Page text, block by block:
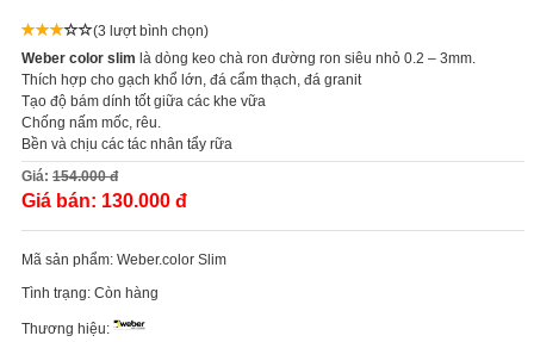
(3 lượt bình chọn)
Weber color slim là dòng keo chà ron đường ron siêu nhỏ 0.2 – 3mm.
Thích hợp cho gạch khổ lớn, đá cẩm thạch, đá granit
Tạo độ bám dính tốt giữa các khe vữa
Chống nấm mốc, rêu.
Bền và chịu các tác nhân tẩy rữa
Giá: 154.000 đ
Giá bán: 130.000 đ
Mã sản phẩm: Weber.color Slim
Tình trạng: Còn hàng
Thương hiệu: